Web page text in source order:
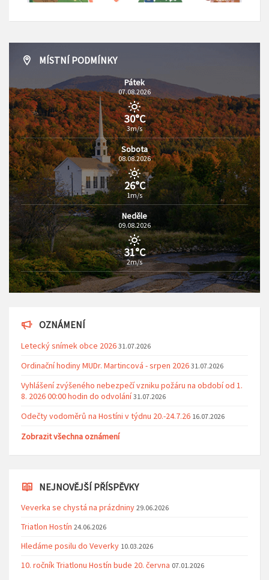
MÍSTNÍ PODMÍNKY
Pátek
07.08.2026
30°C
3m/s
Sobota
08.08.2026
26°C
1m/s
Neděle
09.08.2026
31°C
2m/s
OZNÁMENÍ
Letecký snímek obce 2026 31.07.2026
Ordinační hodiny MUDr. Martincová - srpen 2026 31.07.2026
Vyhlášení zvýšeného nebezpečí vzniku požáru na období od 1.
8. 2026 00:00 hodin do odvolání 31.07.2026
Odečty vodoměrů na Hostíni v týdnu 20.-24.7.26 16.07.2026
Zobrazit všechna oznámení
NEJNOVĚJŠÍ PŘÍSPĚVKY
Veverka se chystá na prázdniny 29.06.2026
Triatlon Hostín 24.06.2026
Hledáme posilu do Veverky 10.03.2026
10. ročník Triatlonu Hostín bude 20. června 07.01.2026